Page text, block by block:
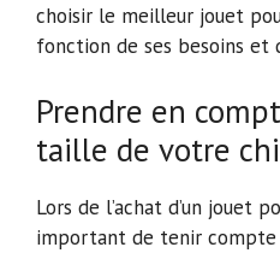
choisir le meilleur jouet
fonction de ses besoins et
Prendre en
taille de votre
Lors de l’achat d’un jouet
important de tenir compte